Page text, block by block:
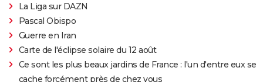
La Liga sur DAZN
Pascal Obispo
Guerre en Iran
Carte de l'éclipse solaire du 12 août
Ce sont les plus beaux jardins de France : l'un d'entre eux se
cache forcément près de chez vous